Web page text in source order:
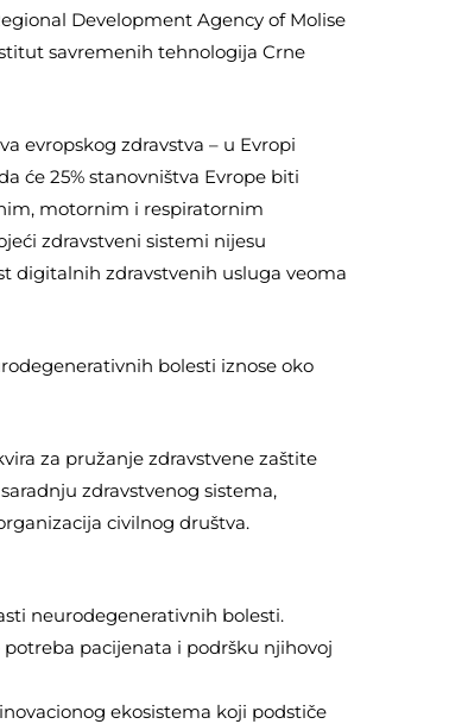
Development Agency of Molise
savremenih tehnologija Crne
evropskog zdravstva – u Evropi
će 25% stanovništva Evrope biti
motornim i respiratornim
zdravstveni sistemi nijesu
digitalnih zdravstvenih usluga veoma
bolesti iznose oko
za pružanje zdravstvene zaštite
zdravstvenog sistema,
civilnog društva.
neurodegenerativnih bolesti.
pacijenata i podršku njihovoj
ekosistema koji podstiče